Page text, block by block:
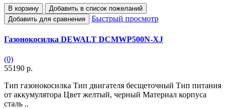
В корзину
Добавить в список пожеланий
Добавить для сравнения
Быстрый просмотр
Газонокосилка DEWALT DCMWP500N-XJ
(0)
55190 р.
Тип газонокосилка Тип двигателя бесщеточный Тип питания
от аккумулятора Цвет желтый, черный Материал корпуса
сталь ..